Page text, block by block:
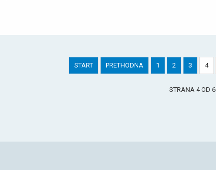
START PRETHODNA 1 2 3 4
STRANA 4 OD 6